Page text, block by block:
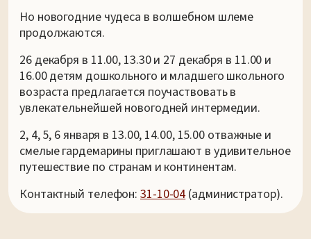
Но новогодние чудеса в волшебном шлеме
продолжаются.
26 декабря в 11.00, 13.30 и 27 декабря в 11.00 и
16.00 детям дошкольного и младшего школьного
возраста предлагается поучаствовать в
увлекательнейшей новогодней интермедии.
2, 4, 5, 6 января в 13.00, 14.00, 15.00 отважные и
смелые гардемарины приглашают в удивительное
путешествие по странам и континентам.
Контактный телефон:31-10-04(администратор).